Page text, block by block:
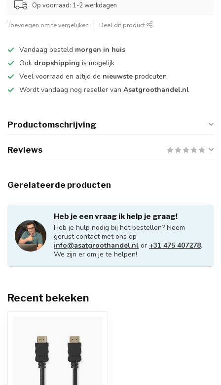
Op voorraad: 1-2 werkdagen
Toevoegen om te vergelijken Deel dit product
Vandaag besteld morgen in huis
Ook dropshipping is mogelijk
Veel voorraad en altijd de nieuwste prodcuten
Wordt vandaag nog reseller van Asatgroothandel.nl
Productomschrijving
Reviews
Gerelateerde producten
Heb je een vraag ik help je graag!
Heb je hulp nodig bij het bestellen? Neem
gerust contact met ons op
info@asatgroothandel.nl or +31 475 407278.
We zijn er om je te helpen!
Recent bekeken